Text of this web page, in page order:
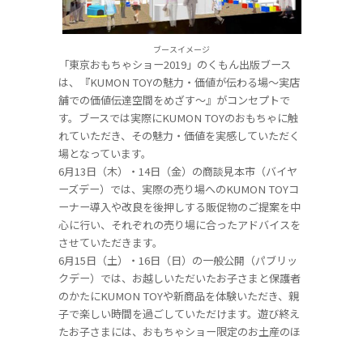
ブースイメージ
「東京おもちゃショー2019」のくもん出版ブース
は、『KUMON TOYの魅力・価値が伝わる場～実店
舗での価値伝達空間をめざす～』がコンセプトで
す。ブースでは実際にKUMON TOYのおもちゃに触
れていただき、その魅力・価値を実感していただく
場となっています。
6月13日（木）・14日（金）の商談見本市（バイヤ
ーズデー）では、実際の売り場へのKUMON TOYコ
ーナー導入や改良を後押しする販促物のご提案を中
心に行い、それぞれの売り場に合ったアドバイスを
させていただきます。
6月15日（土）・16日（日）の一般公開（パブリッ
クデー）では、お越しいただいたお子さまと保護者
のかたにKUMON TOYや新商品を体験いただき、親
子で楽しい時間を過ごしていただけます。遊び終え
たお子さまには、おもちゃショー限定のお土産のほ